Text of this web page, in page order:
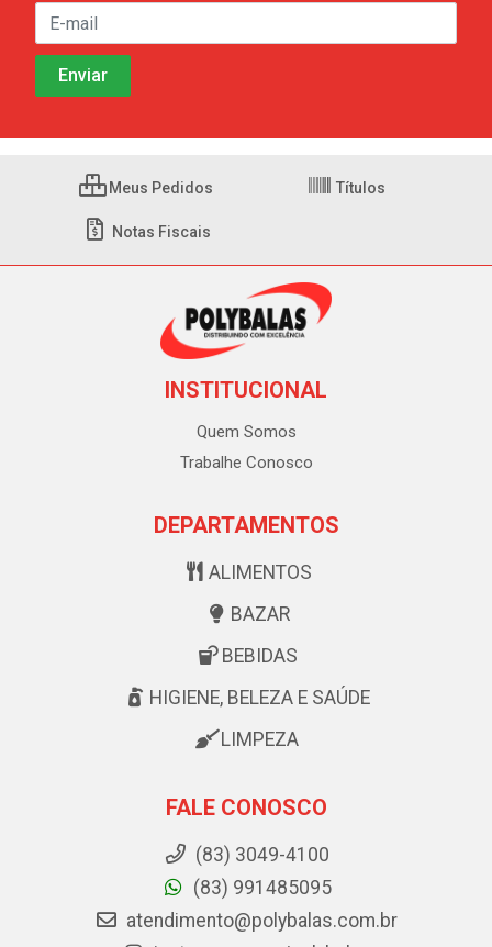
Meus Pedidos Títulos
Notas Fiscais
INSTITUCIONAL
Quem Somos
Trabalhe Conosco
DEPARTAMENTOS
ALIMENTOS
BAZAR
BEBIDAS
HIGIENE, BELEZA E SAÚDE
LIMPEZA
FALE CONOSCO
(83) 3049-4100
(83) 991485095
atendimento@polybalas.com.br